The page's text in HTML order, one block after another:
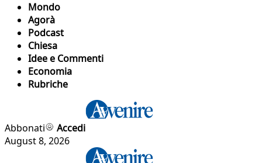
Mondo
Agorà
Podcast
Chiesa
Idee e Commenti
Economia
Rubriche
Abbonati
Accedi
August 8, 2026